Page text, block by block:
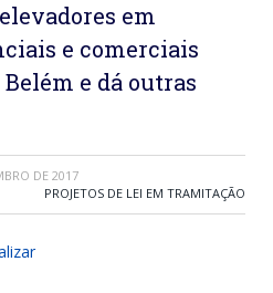
em
e comerciais
e dá outras
DE 2017
PROJETOS DE LEI EM TRAMITAÇÃO